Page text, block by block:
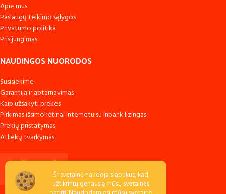
Apie mus
Paslaugų teikimo sąlygos
Privatumo politika
Prisijungimas
NAUDINGOS NUORODOS
Susisiekime
Garantija ir aptarnavimas
Kaip užsakyti prekes
Pirkimas išsimokėtinai internetu su inbank lizingas
Prekių pristatymas
Atliekų tvarkymas
Ši svetainė naudoja slapukus, kad
užtikrintų geriausią mūsų svetainės